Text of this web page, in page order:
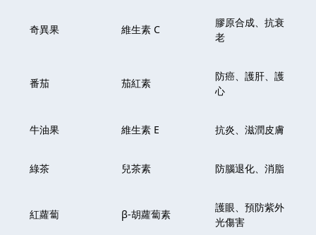
奇異果 維生素 C
膠原合成、抗衰
老
番茄 茄紅素
防癌、護肝、護
心
牛油果 維生素 E 抗炎、滋潤皮膚
綠茶 兒茶素 防腦退化、消脂
紅蘿蔔 β-胡蘿蔔素
護眼、預防紫外
光傷害